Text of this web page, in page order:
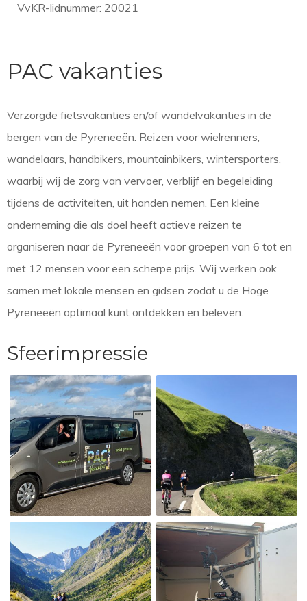
VvKR-lidnummer: 20021
PAC vakanties
Verzorgde fietsvakanties en/of wandelvakanties in de
bergen van de Pyreneeën. Reizen voor wielrenners,
wandelaars, handbikers, mountainbikers, wintersporters,
waarbij wij de zorg van vervoer, verblijf en begeleiding
tijdens de activiteiten, uit handen nemen. Een kleine
onderneming die als doel heeft actieve reizen te
organiseren naar de Pyreneeën voor groepen van 6 tot en
met 12 mensen voor een scherpe prijs. Wij werken ook
samen met lokale mensen en gidsen zodat u de Hoge
Pyreneeën optimaal kunt ontdekken en beleven.
Sfeerimpressie